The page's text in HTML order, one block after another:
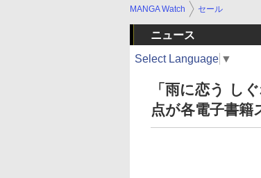
MANGA Watch セール
ニュース
Select Language ▼
「雨に恋う し
点が各電子書籍